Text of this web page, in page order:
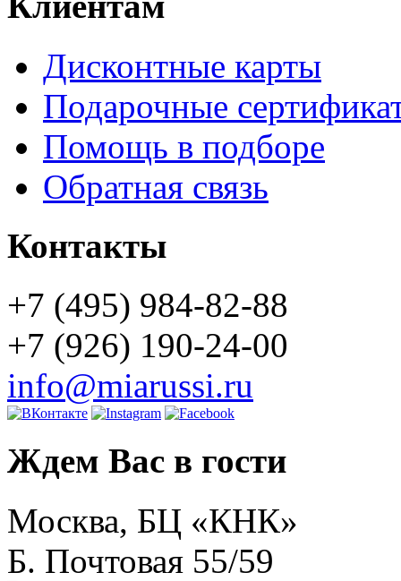
Дисконтные карты
Подарочные
Помощь в подборе
Обратная связь
Контакты
+7 (495) 984-82-88
+7 (926) 190-24-00
info@miarussi.ru
Ждем Вас в гости
Москва, БЦ «КНК»
Б. Почтовая 55/59